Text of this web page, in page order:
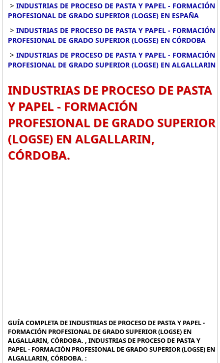
> INDUSTRIAS DE PROCESO DE PASTA Y PAPEL - FORMACIÓN
PROFESIONAL DE GRADO SUPERIOR (LOGSE) EN ESPAÑA
> INDUSTRIAS DE PROCESO DE PASTA Y PAPEL - FORMACIÓN
PROFESIONAL DE GRADO SUPERIOR (LOGSE) EN CÓRDOBA
> INDUSTRIAS DE PROCESO DE PASTA Y PAPEL - FORMACIÓN
PROFESIONAL DE GRADO SUPERIOR (LOGSE) EN ALGALLARIN
INDUSTRIAS DE PROCESO DE PASTA
Y PAPEL - FORMACIÓN
PROFESIONAL DE GRADO SUPERIOR
(LOGSE) EN ALGALLARIN,
CÓRDOBA.
GUÍA COMPLETA DE INDUSTRIAS DE PROCESO DE PASTA Y PAPEL -
FORMACIÓN PROFESIONAL DE GRADO SUPERIOR (LOGSE) EN
ALGALLARIN, CÓRDOBA. , INDUSTRIAS DE PROCESO DE PASTA Y
PAPEL - FORMACIÓN PROFESIONAL DE GRADO SUPERIOR (LOGSE) EN
ALGALLARIN, CÓRDOBA. :